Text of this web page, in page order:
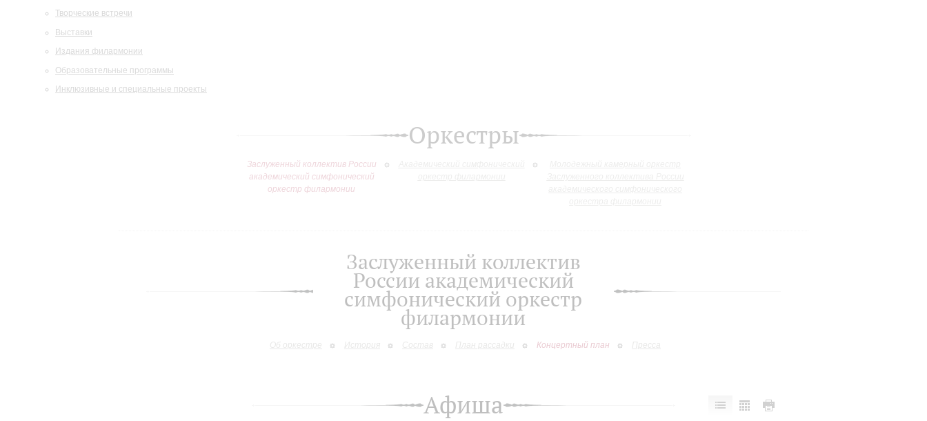
Творческие встречи
Выставки
Издания филармонии
Образовательные программы
Инклюзивные и специальные проекты
Оркестры
Заслуженный коллектив России
академический симфонический
оркестр филармонии
Заслуженный коллектив
России академический
симфонический оркестр
филармонии
Об оркестре История Состав План рассадки Концертный план Пресса
Афиша